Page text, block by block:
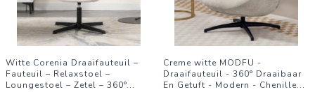
Witte Corenia Draaifauteuil –
Fauteuil – Relaxstoel –
Loungestoel – Zetel – 360°...
Creme witte MODFU -
Draaifauteuil - 360° Draaibaar
En Getuft - Modern - Chenille...